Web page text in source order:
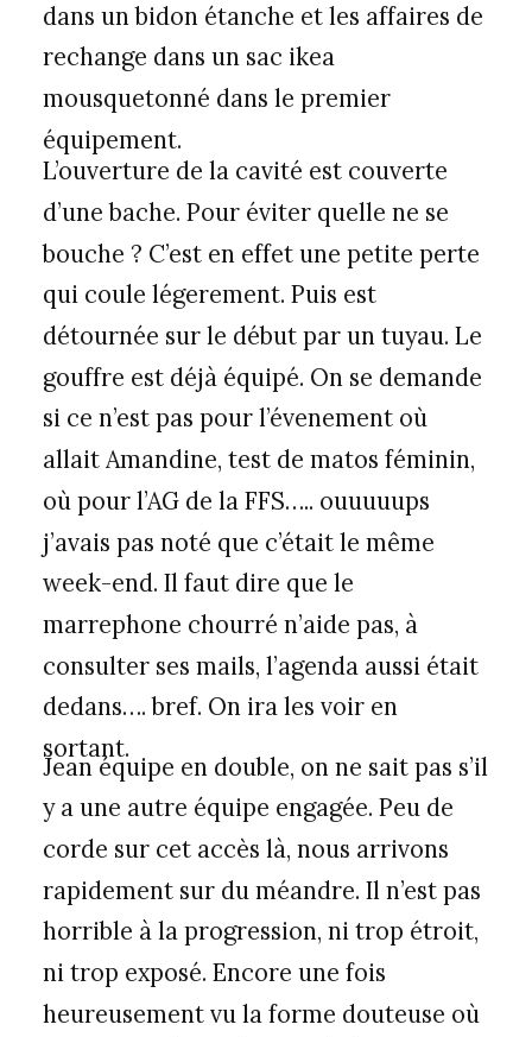
dans un bidon étanche et les affaires de
rechange dans un sac ikea
mousquetonné dans le premier
équipement.
L’ouverture de la cavité est couverte
d’une bache. Pour éviter quelle ne se
bouche ? C’est en effet une petite perte
qui coule légerement. Puis est
détournée sur le début par un tuyau. Le
gouffre est déjà équipé. On se demande
si ce n’est pas pour l’évenement où
allait Amandine, test de matos féminin,
où pour l’AG de la FFS….. ouuuuups
j’avais pas noté que c’était le même
week-end. Il faut dire que le
marrephone chourré n’aide pas, à
consulter ses mails, l’agenda aussi était
dedans…. bref. On ira les voir en
sortant.
Jean équipe en double, on ne sait pas s’il
y a une autre équipe engagée. Peu de
corde sur cet accès là, nous arrivons
rapidement sur du méandre. Il n’est pas
horrible à la progression, ni trop étroit,
ni trop exposé. Encore une fois
heureusement vu la forme douteuse où